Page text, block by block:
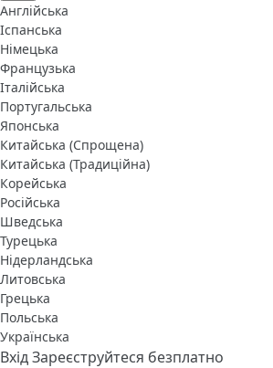
Англійська
Іспанська
Німецька
Французька
Італійська
Португальська
Японська
Китайська (Спрощена)
Китайська (Традиційна)
Корейська
Російська
Шведська
Турецька
Нідерландська
Литовська
Грецька
Польська
Українська
ВхідЗареєструйтеся безплатно